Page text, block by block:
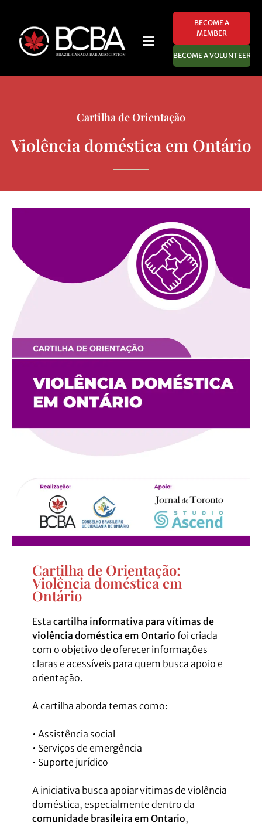
BECOME A
MEMBER
BECOME A VOLUNTEER
Cartilha de Orientação
Violência doméstica em Ontário
Cartilha de Orientação:
Violência doméstica em
Ontário​
Esta cartilha informativa para vítimas de
violência doméstica em Ontario foi criada
com o objetivo de oferecer informações
claras e acessíveis para quem busca apoio e
orientação.
A cartilha aborda temas como:
•⁠ ⁠Assistência social
•⁠ ⁠Serviços de emergência
•⁠ ⁠Suporte jurídico
A iniciativa busca apoiar vítimas de violência
doméstica, especialmente dentro da
comunidade brasileira em Ontario,